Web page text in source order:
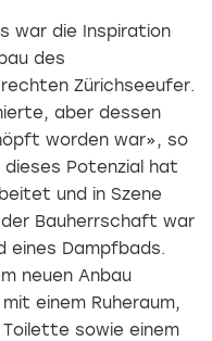
war die Inspiration
des
rechten Zürichseeufer.
aber dessen
worden war», so
dieses Potenzial hat
und in Szene
Bauherrschaft war
eines Dampfbads.
neuen Anbau
einem Ruheraum,
sowie einem